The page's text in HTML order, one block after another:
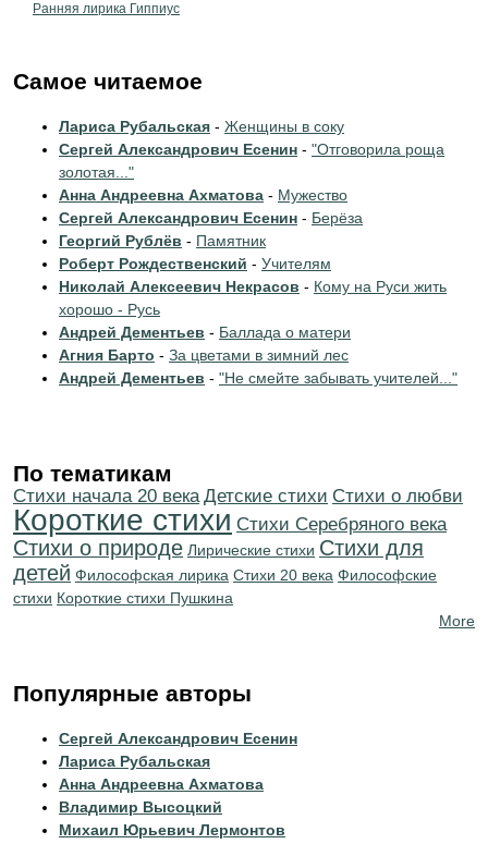
Ранняя лирика Гиппиус
Самое читаемое
Лариса Рубальская - Женщины в соку
Сергей Александрович Есенин - "Отговорила роща
золотая..."
Анна Андреевна Ахматова - Мужество
Сергей Александрович Есенин - Берёза
Георгий Рублёв - Памятник
Роберт Рождественский - Учителям
Николай Алексеевич Некрасов - Кому на Руси жить
хорошо - Русь
Андрей Дементьев - Баллада о матери
Агния Барто - За цветами в зимний лес
Андрей Дементьев - "Не смейте забывать учителей..."
По тематикам
Cтихи начала 20 века Детские стихи Стихи о любви
Короткие стихи Cтихи Серебряного века
Стихи о природе Лирические стихи Стихи для
детей Философская лирика Стихи 20 века Философские
стихи Короткие стихи Пушкина
More
Популярные авторы
Сергей Александрович Есенин
Лариса Рубальская
Анна Андреевна Ахматова
Владимир Высоцкий
Михаил Юрьевич Лермонтов